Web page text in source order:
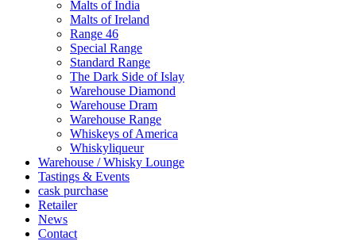
Malts of India
Malts of Ireland
Range 46
Special Range
Standard Range
The Dark Side of Islay
Warehouse Diamond
Warehouse Dram
Warehouse Range
Whiskeys of America
Whiskyliqueur
Warehouse / Whisky Lounge
Tastings & Events
cask purchase
Retailer
News
Contact